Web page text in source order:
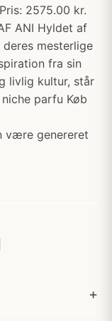
2575.00 kr.
ANI Hyldet af
mesterlige
fra sin
livlig kultur, står
parfu Køb
være genereret